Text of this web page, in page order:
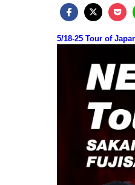
5/18-25 Tour of